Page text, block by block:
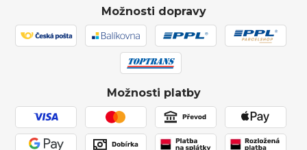
Individuální cenová nabídka
Reklamace a vrácení zboží
Zásilka přišla poškozena
Hodnocení obchodu
Affiliate program
Používání souborů cookies
Truhlářství
Možnosti dopravy
Možnosti platby